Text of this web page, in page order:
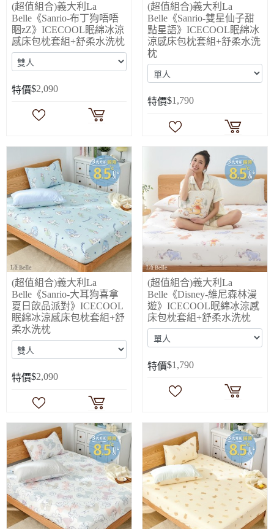
(超值組合)義大利La
Belle《Sanrio-布丁狗唔唔
睏zZ》ICECOOL眠綿冰涼
感床包枕套組+舒柔水洗枕
特價$2,090
(超值組合)義大利La
Belle《Sanrio-雙星仙子甜
點星語》ICECOOL眠綿冰
涼感床包枕套組+舒柔水洗
枕
特價$1,790
(超值組合)義大利La
Belle《Sanrio-大耳狗喜拿
夏日飲品派對》ICECOOL
眠綿冰涼感床包枕套組+舒
柔水洗枕
特價$2,090
(超值組合)義大利La
Belle《Disney-維尼森林漫
遊》ICECOOL眠綿冰涼感
床包枕套組+舒柔水洗枕
特價$1,790